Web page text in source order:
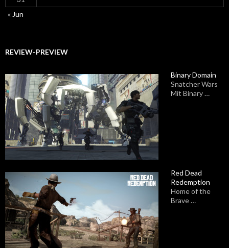
« Jun
REVIEW-PREVIEW
Binary Domain
Snatcher Wars
Mit Binary …
Red Dead
Redemption
Home of the
Brave …